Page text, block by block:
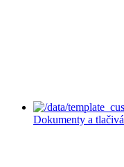
Dokumenty a tlačivá